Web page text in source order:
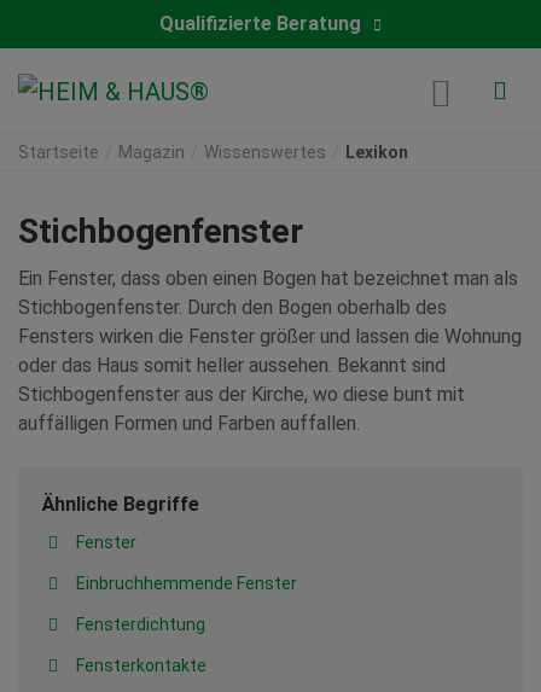
Qualifizierte Beratung
Startseite Magazin Wissenswertes Lexikon
Stichbogenfenster
Ein Fenster, dass oben einen Bogen hat bezeichnet man als
Stichbogenfenster. Durch den Bogen oberhalb des
Fensters wirken die Fenster größer und lassen die Wohnung
oder das Haus somit heller aussehen. Bekannt sind
Stichbogenfenster aus der Kirche, wo diese bunt mit
auffälligen Formen und Farben auffallen.
Ähnliche Begriffe
Fenster
Einbruchhemmende Fenster
Fensterdichtung
Fensterkontakte